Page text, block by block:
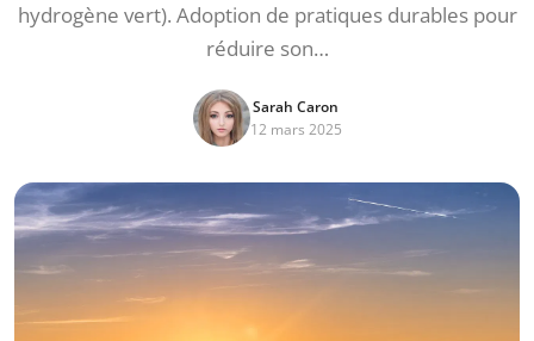
hydrogène vert). Adoption de pratiques durables pour
réduire son…
Sarah Caron
12 mars 2025